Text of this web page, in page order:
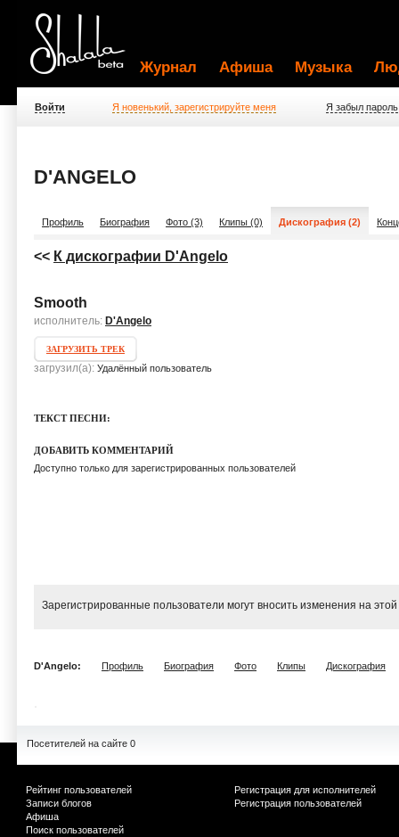
Журнал Афиша Музыка
Войти Я новенький, зарегистрируйте меня Я забыл пароль
D'ANGELO
Профиль Биография Фото (3) Клипы (0) Дискография (2)
<< К дискографии D'Angelo
Smooth
исполнитель: D'Angelo
ЗАГРУЗИТЬ ТРЕК
загрузил(а): Удалённый пользователь
ТЕКСТ ПЕСНИ:
ДОБАВИТЬ КОММЕНТАРИЙ
Доступно только для зарегистрированных пользователей
Зарегистрированные пользователи могут вносить изменения на
D'Angelo: Профиль Биография Фото Клипы Дискография
Посетителей на сайте 0
Рейтинг пользователей
Записи блогов
Афиша
Поиск пользователей
Регистрация для исполнителей
Регистрация пользователей